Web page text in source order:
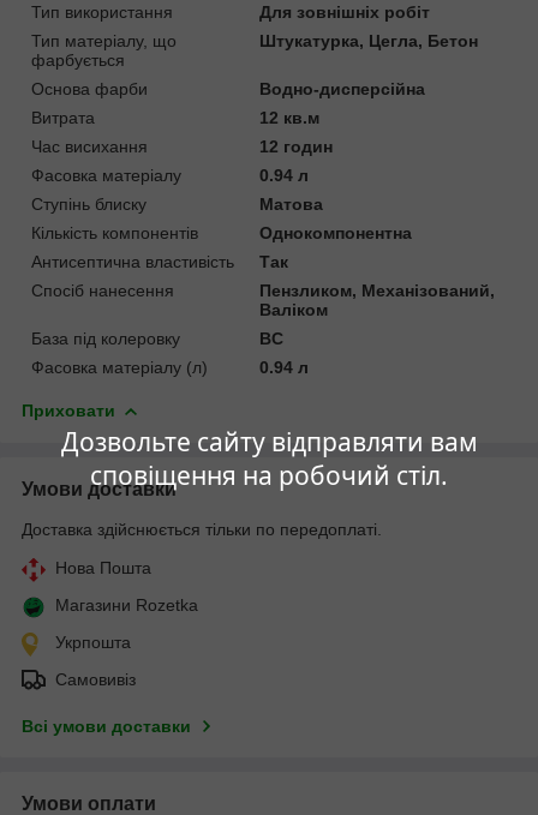
Дозвольте сайту відправляти вам
сповіщення на робочий стіл.
Тип використання
Для зовнішніх робіт
Тип матеріалу, що
фарбується
Штукатурка, Цегла, Бетон
Основа фарби
Водно-дисперсійна
Витрата
12 кв.м
Час висихання
12 годин
Фасовка матеріалу
0.94 л
Ступінь блиску
Матова
Кількість компонентів
Однокомпонентна
Антисептична властивість
Так
Спосіб нанесення
Пензликом, Механізований,
Валіком
База під колеровку
BC
Фасовка матеріалу (л)
0.94 л
Приховати
Умови доставки
Доставка здійснюється тільки по передоплаті.
Нова Пошта
Магазини Rozetka
Укрпошта
Самовивіз
Всі умови доставки
Умови оплати